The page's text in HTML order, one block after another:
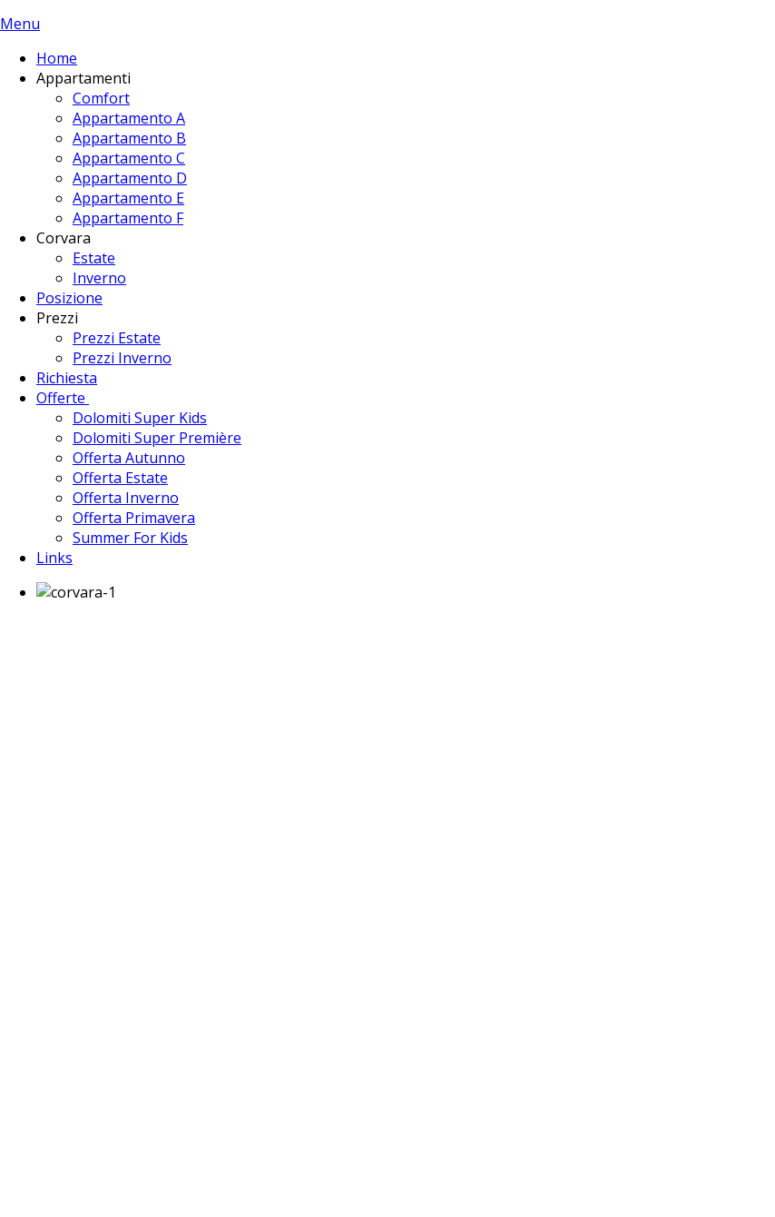
Menu
Home
Appartamenti
Comfort
Appartamento A
Appartamento B
Appartamento C
Appartamento D
Appartamento E
Appartamento F
Corvara
Estate
Inverno
Posizione
Prezzi
Prezzi Estate
Prezzi Inverno
Richiesta
Offerte
Dolomiti Super Kids
Dolomiti Super Première
Offerta Autunno
Offerta Estate
Offerta Inverno
Offerta Primavera
Summer For Kids
Links